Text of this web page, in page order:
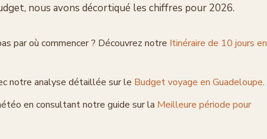
nous avons décortiqué les chiffres pour 2026.
par où commencer ? Découvrez notre Itinéraire de 10 jours en
notre analyse détaillée sur le Budget voyage en Guadeloupe.
en consultant notre guide sur la Meilleure période pour